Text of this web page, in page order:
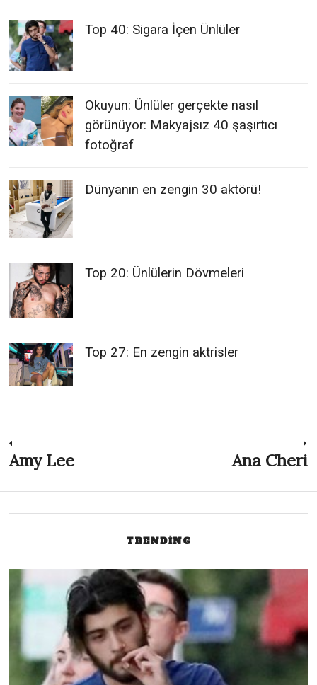
Top 40: Sigara İçen Ünlüler
Okuyun: Ünlüler gerçekte nasıl
görünüyor: Makyajsız 40 şaşırtıcı
fotoğraf
Dünyanın en zengin 30 aktörü!
Top 20: Ünlülerin Dövmeleri
Top 27: En zengin aktrisler
Post
navigation
Previous
Amy Lee Ana Cheri
TRENDING